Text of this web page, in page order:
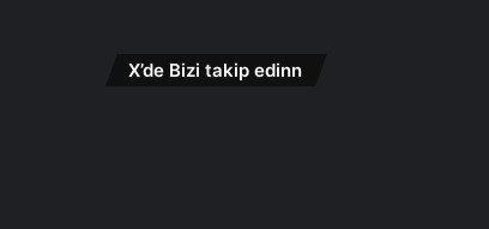
X’de Bizi takip edinn